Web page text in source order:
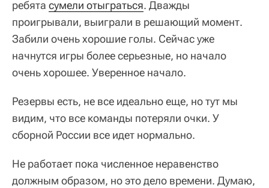
ребята сумели отыграться. Дважды
проигрывали, выиграли в решающий момент.
Забили очень хорошие голы. Сейчас уже
начнутся игры более серьезные, но начало
очень хорошее. Уверенное начало.
Резервы есть, не все идеально еще, но тут мы
видим, что все команды потеряли очки. У
сборной России все идет нормально.
Не работает пока численное неравенство
должным образом, но это дело времени. Думаю,